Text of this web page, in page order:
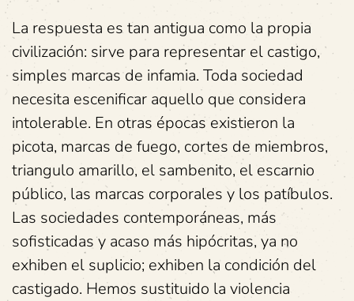
La respuesta es tan antigua como la propia
civilización: sirve para representar el castigo,
simples marcas de infamia. Toda sociedad
necesita escenificar aquello que considera
intolerable. En otras épocas existieron la
picota, marcas de fuego, cortes de miembros,
triangulo amarillo, el sambenito, el escarnio
público, las marcas corporales y los patíbulos.
Las sociedades contemporáneas, más
sofisticadas y acaso más hipócritas, ya no
exhiben el suplicio; exhiben la condición del
castigado. Hemos sustituido la violencia